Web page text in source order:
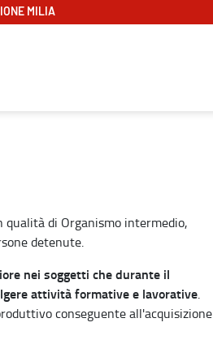
MILIA
qualità di Organismo intermedio,
detenute.
nei soggetti che durante il
attività formative e lavorative.
conseguente all'acquisizione